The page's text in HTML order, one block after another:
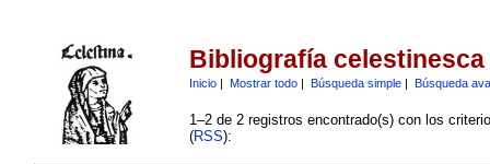
Bibliografía celestinesca
Inicio| Mostrar todo| Búsqueda simple| Búsqueda
1–2 de 2 registros encontrado(s) con los
(RSS):